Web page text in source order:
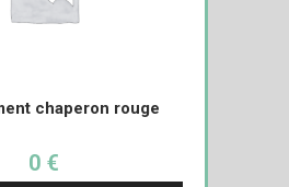
chaperon rouge
0 €